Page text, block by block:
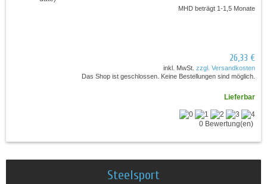
MHD beträgt 1-1,5 Monate
26,33 €
inkl. MwSt. zzgl. Versandkosten
Das Shop ist geschlossen. Keine Bestellungen sind möglich.
Lieferbar
0 Bewertung(en)
Steelsport